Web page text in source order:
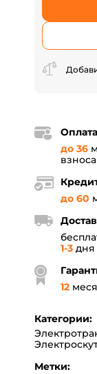
до 36
взноса
до 60
1-3 дня
12
Категории:
Метки: